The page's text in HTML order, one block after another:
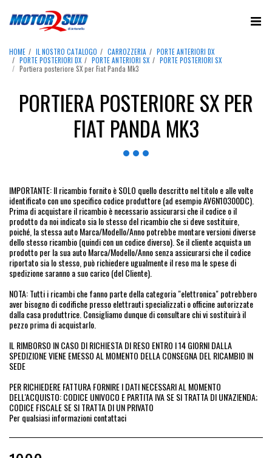
HOME IL NOSTRO CATALOGO CARROZZERIA
PORTE ANTERIORI DX
PORTE POSTERIORI DX
PORTE ANTERIORI SX
PORTE POSTERIORI SX
Portiera posteriore SX per Fiat Panda Mk3
PORTIERA POSTERIORE SX PER
FIAT PANDA MK3
IMPORTANTE: Il ricambio fornito è SOLO quello descritto nel titolo e alle volte
identificato con uno specifico codice produttore (ad esempio AV6N10300DC).
Prima di acquistare il ricambio è necessario assicurarsi che il codice o il
prodotto da noi indicato sia lo stesso del ricambio che si deve sostituire,
poiché, la stessa auto Marca/Modello/Anno potrebbe montare versioni diverse
dello stesso ricambio (quindi con un codice diverso). Se il cliente acquista un
prodotto per la sua auto Marca/Modello/Anno senza assicurarsi che il codice
riportato sia lo stesso, può richiedere ugualmente il reso ma le spese di
spedizione saranno a suo carico (del Cliente).
NOTA: Tutti i ricambi che fanno parte della categoria "elettronica" potrebbero
aver bisogno di codifiche presso elettrauti specializzati o officine autorizzate
dalla casa produttrice. Consigliamo dunque di consultare chi vi sostituirà il
pezzo prima di acquistarlo.
IL RIMBORSO IN CASO DI RICHIESTA DI RESO ENTRO I 14 GIORNI DALLA
SPEDIZIONE VIENE EMESSO AL MOMENTO DELLA CONSEGNA DEL RICAMBIO IN
SEDE
PER RICHIEDERE FATTURA FORNIRE I DATI NECESSARI AL MOMENTO
DELL'ACQUISTO: CODICE UNIVOCO E PARTITA IVA SE SI TRATTA DI UN'AZIENDA;
CODICE FISCALE SE SI TRATTA DI UN PRIVATO
Per qualsiasi informazioni contattaci